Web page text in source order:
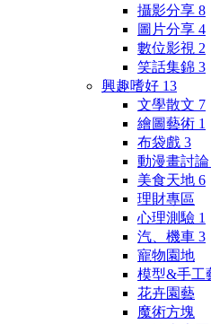
攝影分享 8
圖片分享 4
數位影視 2
笑話集錦 3
興趣嗜好 13
文學散文 7
繪圖藝術 1
布袋戲 3
動漫畫討論
美食天地 6
理財專區
心理測驗 1
汽、機車 3
寵物園地
模型&手工
花卉園藝
魔術方塊